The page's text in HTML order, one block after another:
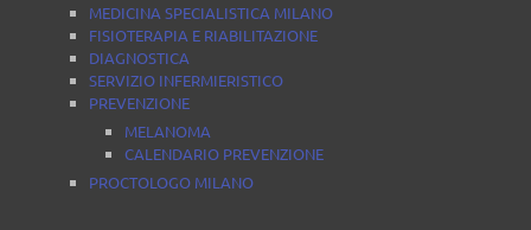
MEDICINA SPECIALISTICA MILANO
FISIOTERAPIA E RIABILITAZIONE
DIAGNOSTICA
SERVIZIO INFERMIERISTICO
PREVENZIONE
MELANOMA
CALENDARIO PREVENZIONE
PROCTOLOGO MILANO